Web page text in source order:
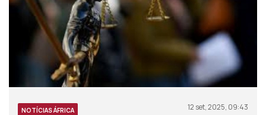
NOTÍCIAS ÁFRICA 12 set, 2025, 09:43